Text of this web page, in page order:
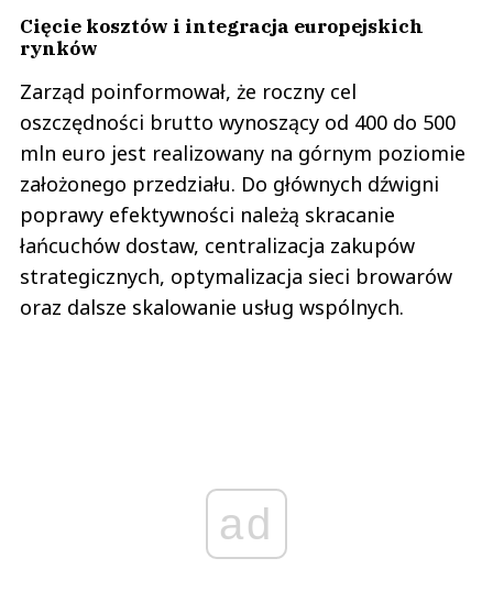
Cięcie kosztów i integracja europejskich
rynków
Zarząd poinformował, że roczny cel
oszczędności brutto wynoszący od 400 do 500
mln euro jest realizowany na górnym poziomie
założonego przedziału. Do głównych dźwigni
poprawy efektywności należą skracanie
łańcuchów dostaw, centralizacja zakupów
strategicznych, optymalizacja sieci browarów
oraz dalsze skalowanie usług wspólnych.
ad